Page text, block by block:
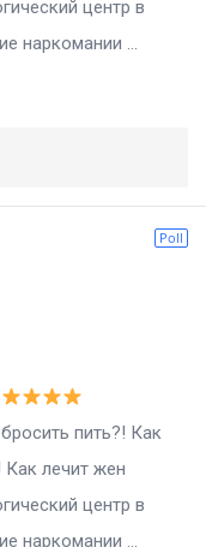
центр в
наркомании ...
Poll
Как
лечит жен
центр в
наркомании ...